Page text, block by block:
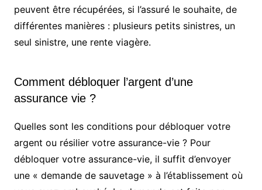
peuvent être récupérées, si l’assuré le souhaite, de
différentes manières : plusieurs petits sinistres, un
seul sinistre, une rente viagère.
Comment débloquer l’argent d’une
assurance vie ?
Quelles sont les conditions pour débloquer votre
argent ou résilier votre assurance-vie ? Pour
débloquer votre assurance-vie, il suffit d’envoyer
une « demande de sauvetage » à l’établissement où